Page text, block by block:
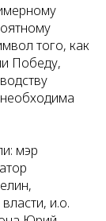
того, как
Победу,
мэр
и.о.